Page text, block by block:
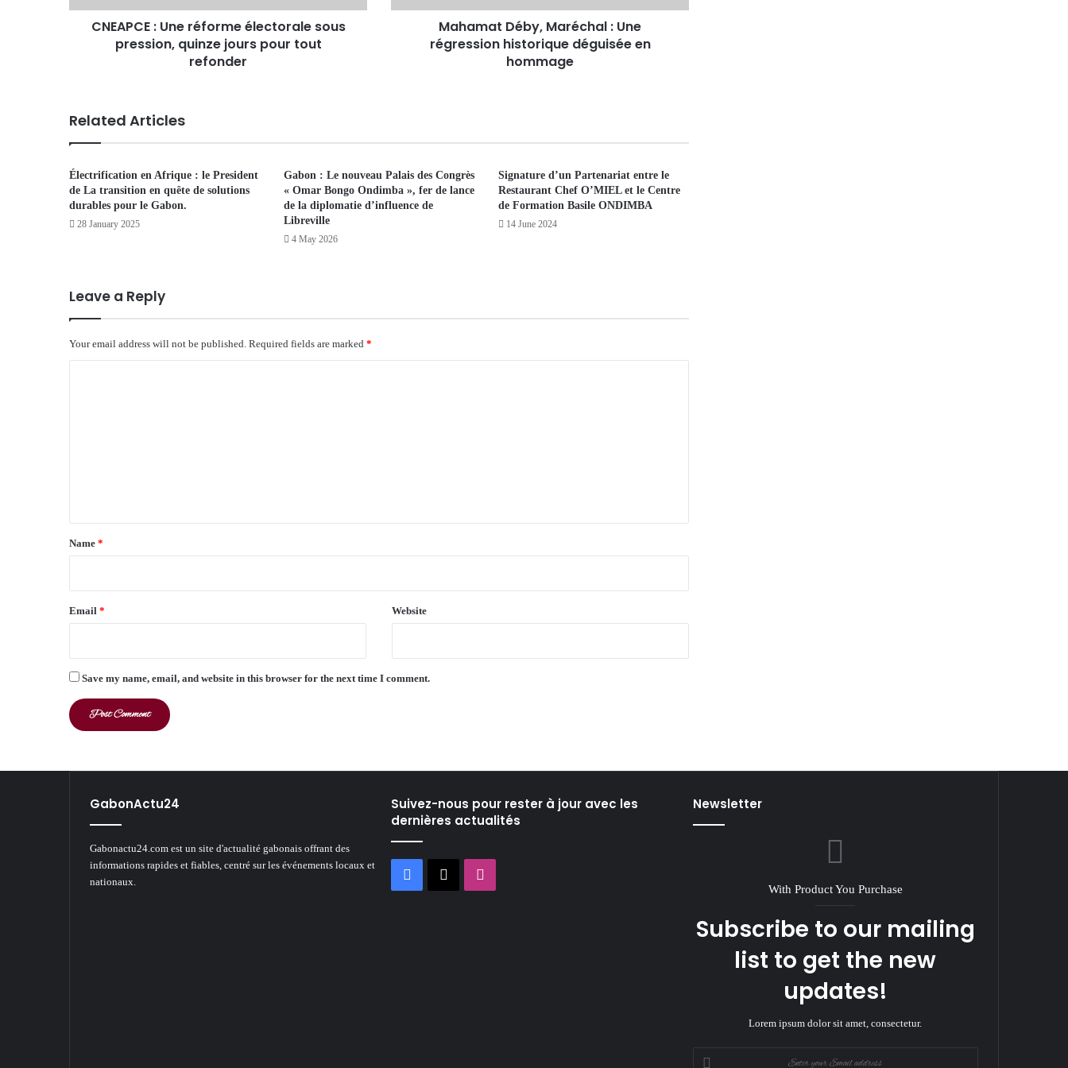
CNEAPCE : Une réforme électorale sous
pression, quinze jours pour tout
refonder
Mahamat Déby, Maréchal : Une
régression historique déguisée en
hommage
Related Articles
Électrification en Afrique : le President
de La transition en quête de solutions
durables pour le Gabon.
28 January 2025
Gabon : Le nouveau Palais des Congrès
« Omar Bongo Ondimba », fer de lance
de la diplomatie d’influence de
Libreville
4 May 2026
Signature d’un Partenariat entre le
Restaurant Chef O’MIEL et le Centre
de Formation Basile ONDIMBA
14 June 2024
Leave a Reply
Your email address will not be published. Required fields are marked *
*
Name *
Email * Website
Save my name, email, and website in this browser for the next time I comment.
GabonActu24
Gabonactu24.com est un site d'actualité gabonais offrant des
informations rapides et fiables, centré sur les événements locaux et
nationaux.
Suivez-nous pour rester à jour avec les
dernières actualités
Facebook
X
Newsletter
With Product You Purchase
Subscribe to our mailing
list to get the new
updates!
Lorem ipsum dolor sit amet, consectetur.
Enter